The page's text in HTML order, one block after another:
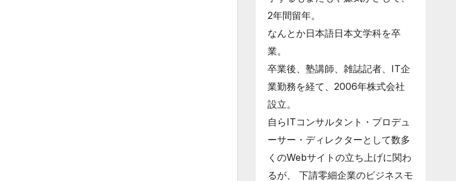
2年間留年。
なんとか日本語日本文学科を卒
業。
卒業後、塾講師、雑誌記者、IT企
業勤務を経て、2006年株式会社
設立。
自らITコンサルタント・プロデュ
ーサー・ディレクターとして数多
くのWebサイトの立ち上げに関わ
るが、 下請零細企業のビジネスモ